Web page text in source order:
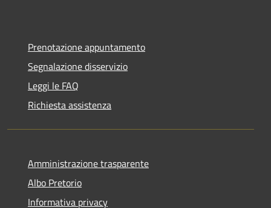
Prenotazione appuntamento
Segnalazione disservizio
Leggi le FAQ
Richiesta assistenza
Amministrazione trasparente
Albo Pretorio
Informativa privacy